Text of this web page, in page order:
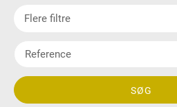
Flere filtre
SØG